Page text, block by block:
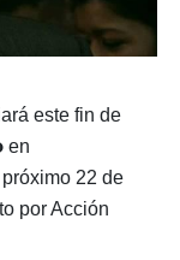
este fin de
en
22 de
por Acción